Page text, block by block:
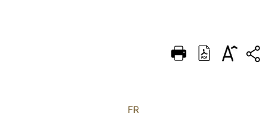
DEUTSCH
FR